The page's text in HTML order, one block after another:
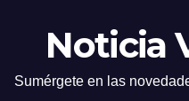
Noticia
Sumérgete en las